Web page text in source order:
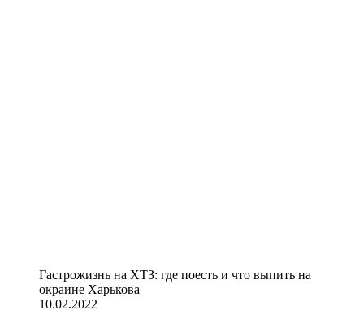
Гастрожизнь на ХТЗ: где поесть и что выпить на
окраине Харькова
10.02.2022